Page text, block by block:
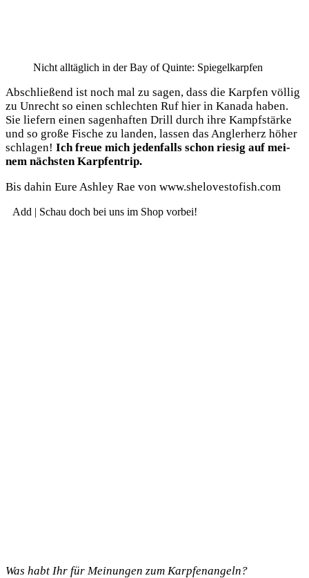
Nicht all­täg­lich in der Bay of Quin­te: Spiegelkarpfen
Abschlie­ßend ist noch mal zu sagen, dass die Karp­fen völ­lig
zu Unrecht so einen schlech­ten Ruf hier in Kana­da haben.
Sie lie­fern einen sagen­haf­ten Drill durch ihre Kampf­stär­ke
und so gro­ße Fische zu lan­den, las­sen das Ang­ler­herz höher
schla­gen! Ich freue mich jeden­falls schon rie­sig auf mei­
nem nächs­ten Karpfentrip.
Bis dahin Eure Ash­ley Rae von www.shelovestofish.com
Add | Schau doch bei uns im Shop vorbei!
Was habt Ihr für Mei­nun­gen zum Karpfenangeln?